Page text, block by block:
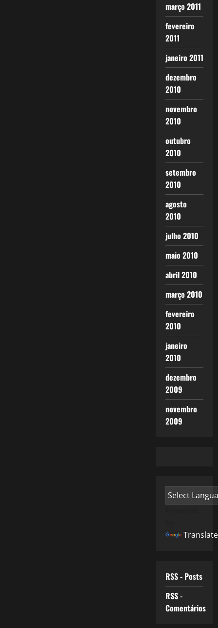
março 2011
fevereiro
2011
janeiro 2011
dezembro
2010
novembro
2010
outubro
2010
setembro
2010
agosto
2010
julho 2010
maio 2010
abril 2010
março 2010
fevereiro
2010
janeiro
2010
dezembro
2009
novembro
2009
Translate
RSS - Posts
RSS -
Comentários